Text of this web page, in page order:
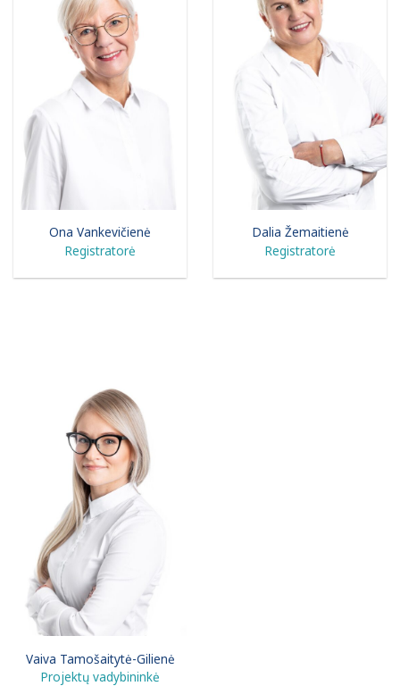
Ona Vankevičienė
Registratorė
Dalia Žemaitienė
Registratorė
Vaiva Tamošaitytė-Gilienė
Projektų vadybininkė